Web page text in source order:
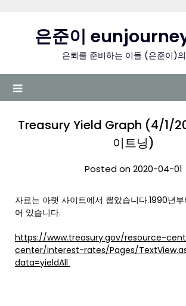
content은준이
은퇴를 준비하는 이들 (은준이)
Treasury Yield Graph (4/1/
이트닝)
Posted on 2020-04-01
자료는 아랫 사이트에서 뽑았습니다.1990년
어 있습니다.
https://www.treasury.gov/resource-
center/interest-rates/Pages/
data=yieldAll